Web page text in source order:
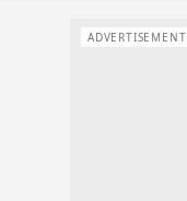
ADVERTISEMENT